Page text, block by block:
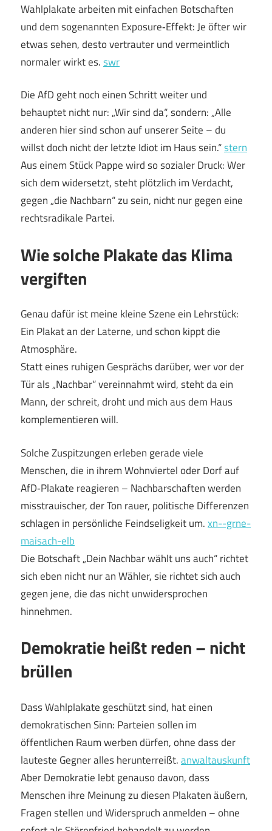
Wahlplakate arbeiten mit einfachen Botschaften
und dem sogenannten Exposure‑Effekt: Je öfter wir
etwas sehen, desto vertrauter und vermeintlich
normaler wirkt es.swr
Die AfD geht noch einen Schritt weiter und
behauptet nicht nur: „Wir sind da“, sondern: „Alle
anderen hier sind schon auf unserer Seite – du
willst doch nicht der letzte Idiot im Haus sein.“stern
Aus einem Stück Pappe wird so sozialer Druck: Wer
sich dem widersetzt, steht plötzlich im Verdacht,
gegen „die Nachbarn“ zu sein, nicht nur gegen eine
rechtsradikale Partei.
Wie solche Plakate das Klima
vergiften
Genau dafür ist meine kleine Szene ein Lehrstück:
Ein Plakat an der Laterne, und schon kippt die
Atmosphäre.
Statt eines ruhigen Gesprächs darüber, wer vor der
Tür als „Nachbar“ vereinnahmt wird, steht da ein
Mann, der schreit, droht und mich aus dem Haus
komplementieren will.
Solche Zuspitzungen erleben gerade viele
Menschen, die in ihrem Wohnviertel oder Dorf auf
AfD‑Plakate reagieren – Nachbarschaften werden
misstrauischer, der Ton rauer, politische Differenzen
schlagen in persönliche Feindseligkeit um.xn--grne-
maisach-elb
Die Botschaft „Dein Nachbar wählt uns auch“ richtet
sich eben nicht nur an Wähler, sie richtet sich auch
gegen jene, die das nicht unwidersprochen
hinnehmen.
Demokratie heißt reden – nicht
brüllen
Dass Wahlplakate geschützt sind, hat einen
demokratischen Sinn: Parteien sollen im
öffentlichen Raum werben dürfen, ohne dass der
lauteste Gegner alles herunterreißt.anwaltauskunft
Aber Demokratie lebt genauso davon, dass
Menschen ihre Meinung zu diesen Plakaten äußern,
Fragen stellen und Widerspruch anmelden – ohne